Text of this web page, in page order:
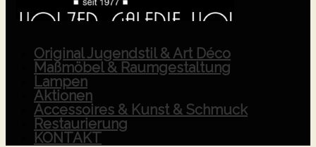
Original Jugendstil & Art Déco
Maßmöbel & Raumgestaltung
Lampen
Aktionen
Accessoires & Kunst & Schmuck
Restaurierung
KONTAKT